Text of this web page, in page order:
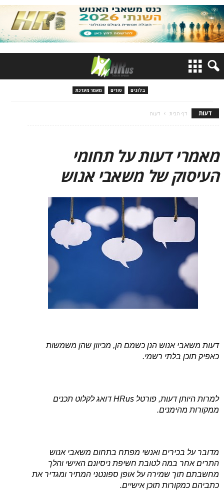
בלוגים טורים מאמר מערכת
דעות דף הבית דעות
מאמרי דעות על תחומי
העיסוק של משאבי אנוש
דעות משאבי אנוש הנן כשמם הן, מכיוון שהן משמשות
כאפיק תוכן בלתי רשמי.
למרות היותן דעות, פורטל HRus דואג לקלוט תכנים
ממקורות מהימנים.
מדובר על בכירים ואנשי מפתח בתחום משאבי אנוש
התרים אחר במה לטובת חשיפת ניסיונם האישי והלך
מחשבתם תוך שמירה על אופן ספונטני המתיר ומגדיר את
כתביהם כמקורות תוכן אישיים.